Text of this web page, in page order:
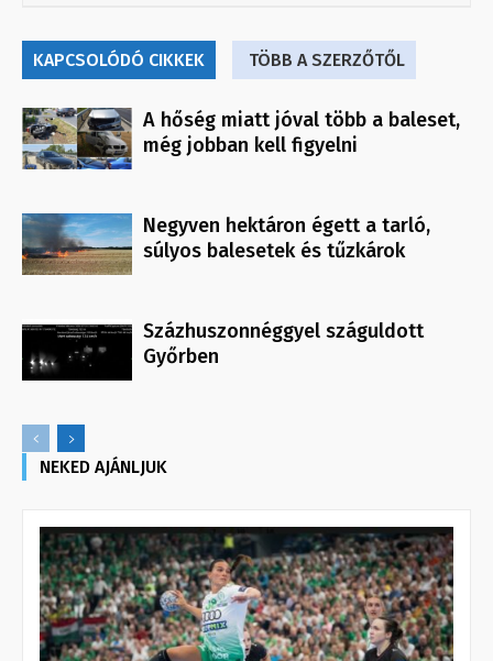
KAPCSOLÓDÓ CIKKEK TÖBB A SZERZŐTŐL
A hőség miatt jóval több a baleset,
még jobban kell figyelni
Negyven hektáron égett a tarló,
súlyos balesetek és tűzkárok
Százhuszonnéggyel száguldott
Győrben
NEKED AJÁNLJUK